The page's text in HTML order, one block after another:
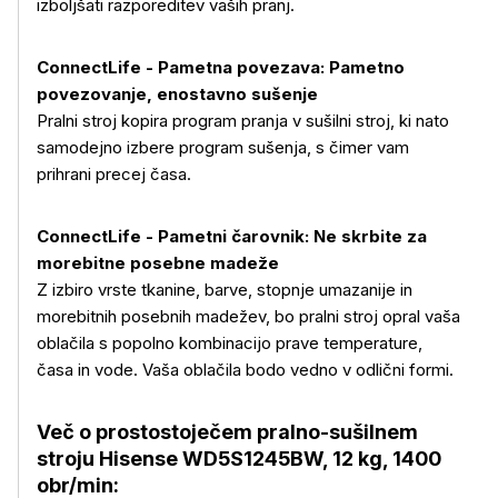
izboljšati razporeditev vaših pranj.
ConnectLife - Pametna povezava: Pametno
povezovanje, enostavno sušenje
Pralni stroj kopira program pranja v sušilni stroj, ki nato
samodejno izbere program sušenja, s čimer vam
prihrani precej časa.
ConnectLife - Pametni čarovnik: Ne skrbite za
morebitne posebne madeže
Z izbiro vrste tkanine, barve, stopnje umazanije in
morebitnih posebnih madežev, bo pralni stroj opral vaša
oblačila s popolno kombinacijo prave temperature,
časa in vode. Vaša oblačila bodo vedno v odlični formi.
Več o prostostoječem pralno-sušilnem
stroju Hisense WD5S1245BW, 12 kg, 1400
obr/min: